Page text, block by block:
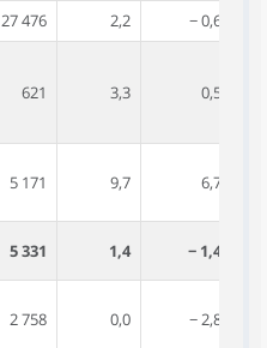
27 476 2,2
− 0,6
621 3,3 0,5
5 171 9,7 6,7
5 331 1,4 − 1,4
2 758 0,0 − 2,8